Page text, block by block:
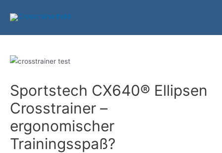
Inhalt
Sportstech CX640® Ellipsen
Crosstrainer –
ergonomischer
Trainingsspaß?